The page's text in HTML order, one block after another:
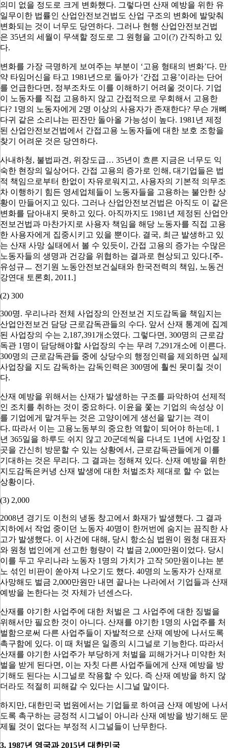
의미 없을 정도로 크게 변화했다. 그렇다면 산재 예방을 위한 유
일무이한 법률인 산업안전보건법도 산업 구조의 변화에 발맞춰
변화되는 것이 너무도 당연하다. 그러나 현행 산업안전보건법
은 35년의 세월이 무색할 정도로 그 원형을 고이 (?) 간직하고 있
다.
변화를 가장 극명하게 보여주는 부분이 ‘고용 형태의 변화’다. 만
약 타임머신을 타고 1981 년으로 돌아가 ‘간접 고용’이라는 단어
를 언급한다면 , 정부조차도 이를 이해하기 어려울 것이다. 기업
이 노동자를 직접 고용하지 않고 간접적으로 우회해서 고용한
다? 1 명의 노동자에게 2명 이상의 사용자가 존재한다? 무슨 개뼈
다귀 같은 소리냐는 핀잔만 돌아올 가능성이 높다. 1981 년 제정
된 산업안전보건법에서 간접고용 노동자들에 대한 보호 조항을
찾기 어려운 것은 당연하다.
사내하청, 불법파견 , 위장도급… 35년이 흐른 지금은 너무도 익
숙한 현장의 일상어다. 간접 고용의 증가로 인해 , 대기업들은 법
적 책임으로부터 한없이 자유로워지고, 사용자의 기본적 의무조
차 이행하기 힘든 영세업체들이 노동자들을 고용하는 불안한 상
황이 만들어지고 있다. 그러나 산업안전보건법은 아직도 이 같은
변화를 담아내지 못하고 있다. 아직까지도 1981 년 제정된 산업안
전보건법과 마찬가지로 사용자 책임을 해당 노동자를 직접 고용
한 사용자에게 집중시키고 있을 뿐이다. 결국, 최근 발생하고 있
는 산재 사망 실태에서 볼 수 있듯이 , 간접 고용의 증가는 수많은
노동자들의 생명과 건강을 위협하는 결과로 현상되고 있다.[주-
유성규ㅡ 전기원 노동안전보건실태와 한국전력의 책임, 노동건
강연대 토론회, 2011.]
(2) 300
300명. 우리나라 전체 사업장의 안전보건 지도감독을 책임지는
산업안전보건 담당 근로감독관들의 수다. 앞서 산재 통계에 집계
된 사업장의 수는 2,187,391개소였다. 그렇다면 , 300명의 근로감
독관 1 명이 담당해야할 사업장의 수는 무려 7,291개소에 이른다.
300명의 근로감독관들 중에 상당수의 행정인력을 제외하면 실제
사업장을 지도 감독하는 감독인력은 300명에 훨씬 못미칠 것이
다.
산재 예방을 위해서는 산재가 발생하는 구조를 파악하여 선제적
인 조치를 취하는 것이 중요하다. 이윤을 쫓는 기업의 속성상 이
를 기업에게 맡겨두는 것은 고양이에게 생선을 맡기는 격이
다. 따라서 이는 고용노동부의 중요한 역할이 되어야 하는데 , 1
년 365일을 하루도 쉬지 않고 20군데씩을 다녀도 1 년에 사업장 1
곳을 간신히 방문할 수 있는 상황에서 , 근로감독관들에게 이를
기대하는 것은 무리다. 그 결과는 정해져 있다. 산재 예방을 위한
지도감독은커녕 산재 발생에 대한 처벌조차 제대로 할 수 없는
상황이다.
(3) 2,000
2008년 경기도 이천의 냉동 창고에서 화재가 발생했다. 그 결과
지하에서 작업 중이던 노동자 40명이 한꺼번에 숨지는 끔직한 사
고가 발생했다. 이 사건에 대해 , 당시 항소심 법원이 원청 대표자
와 원청 법인에게 선고한 형량이 각 벌금 2,000만원이었다. 당시
이를 두고 우리나라 노동자 1 명의 가치가 고작 50만원이냐는 분
노 섞인 비판이 쏟아져 나오기도 했다. 40명의 노동자가 산재로
사망해도 벌금 2,000만원만 내면 끝나는 나라에서 기업들과 산재
예방을 논한다는 것 자체가 넌센스다.
산재를 야기한 사업주에 대한 처벌은 그 사업주에 대한 징벌을
위해서만 필요한 것이 아니다. 산재를 야기한 1 명의 사업주를 처
벌함으로써 다른 사업주들이 자발적으로 산재 예방에 나서도록
촉구함에 있다. 이 때 처벌은 일종의 시그널로 기능한다. 따라서
산재를 야기한 사업주가 부당하게 처벌을 피해가거나 미약한 처
벌을 받게 된다면 , 이는 자칫 다른 사업주들에게 산재 예방을 방
기해도 된다는 시그널로 작용할 수 있다. 즉 산재 예방을 하지 않
더라도 적절히 피해갈 수 있다는 시그널 말이다.
하지만, 대한민국 법원에서는 기업들로 하여금 산재 예방에 나서
도록 촉구하는 긍정적 시그널이 아니라 산재 예방을 방기해도 문
제될 것이 없다는 부정적 시그널들이 난무한다.
3. 1987년 영국과2015년 대한민국